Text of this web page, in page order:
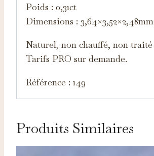
Poids : 0,31ct
Dimensions : 3,64×3,52×2,48mm
Naturel, non chauffé, non traité
Tarifs PRO sur demande.
Référence : 149
Produits Similaires